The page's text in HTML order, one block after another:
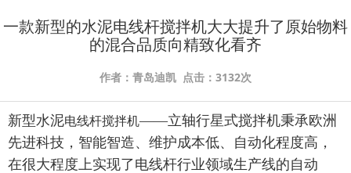
一款新型的水泥电线杆搅拌机大大提升了原始物料
的混合品质向精致化看齐
作者：青岛迪凯 点击：3132次
新型水泥电线杆搅拌机——立轴行星式搅拌机秉承欧洲
先进科技，智能智造、维护成本低、自动化程度高，
在很大程度上实现了电线杆行业领域生产线的自动